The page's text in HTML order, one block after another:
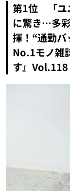
第1位 「ユ
に驚き…多
揮！“通勤
No.1モノ雑
す』Vol.118